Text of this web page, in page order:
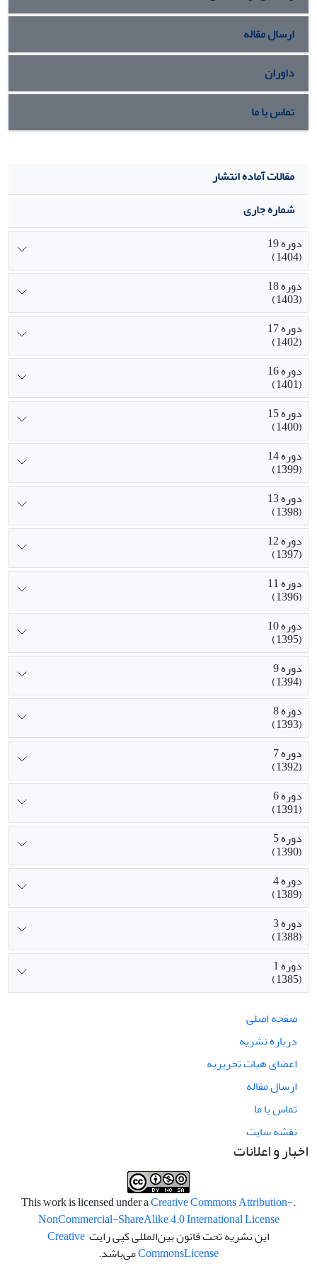
ضمنی‌ای که محقق و موضوع در آن مشترک هستند، در قالب گفتار،
به سطح خودآگاه و به موضوعی برای تأملات انسان‌شناختی و
فرهنگی تبدیل شود.
ارسال مقاله
داوران
تماس با ما
مقالات آماده انتشار
شماره جاری
دوره 19
(1404)
دوره 18
(1403)
دوره 17
(1402)
دوره 16
(1401)
دوره 15
(1400)
دوره 14
(1399)
دوره 13
(1398)
دوره 12
(1397)
دوره 11
(1396)
دوره 10
(1395)
دوره 9
(1394)
دوره 8
(1393)
دوره 7
(1392)
دوره 6
(1391)
دوره 5
(1390)
دوره 4
(1389)
دوره 3
(1388)
دوره 1
(1385)
صفحه اصلی
درباره نشریه
اعضای هیات تحریریه
ارسال مقاله
تماس با ما
نقشه سایت
اخبار و اعلانات
.This work is licensed under a
Creative Commons Attribution-
NonCommercial-ShareAlike 4.0 International License
این نشریه تحت قانون بین‌المللی کپی رایت Creative
CommonsLicense می‌باشد.